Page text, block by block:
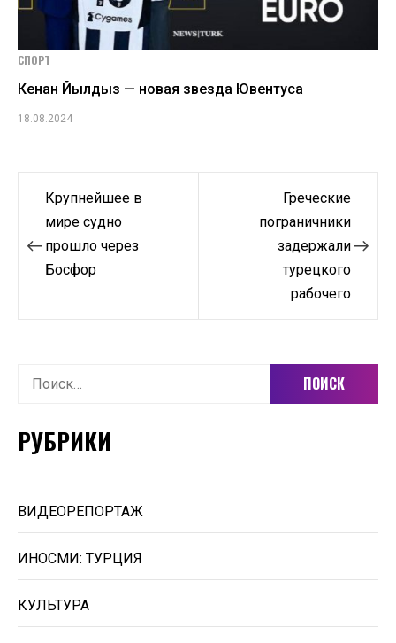
СПОРТ
Кенан Йылдыз — новая звезда Ювентуса
18.08.2024
Навигация
записям
Крупнейшее в
мире судно
прошло через
Босфор
Греческие
пограничники
задержали
турецкого
рабочего
Найти:
РУБРИКИ
ВИДЕОРЕПОРТАЖ
ИНОСМИ: ТУРЦИЯ
КУЛЬТУРА